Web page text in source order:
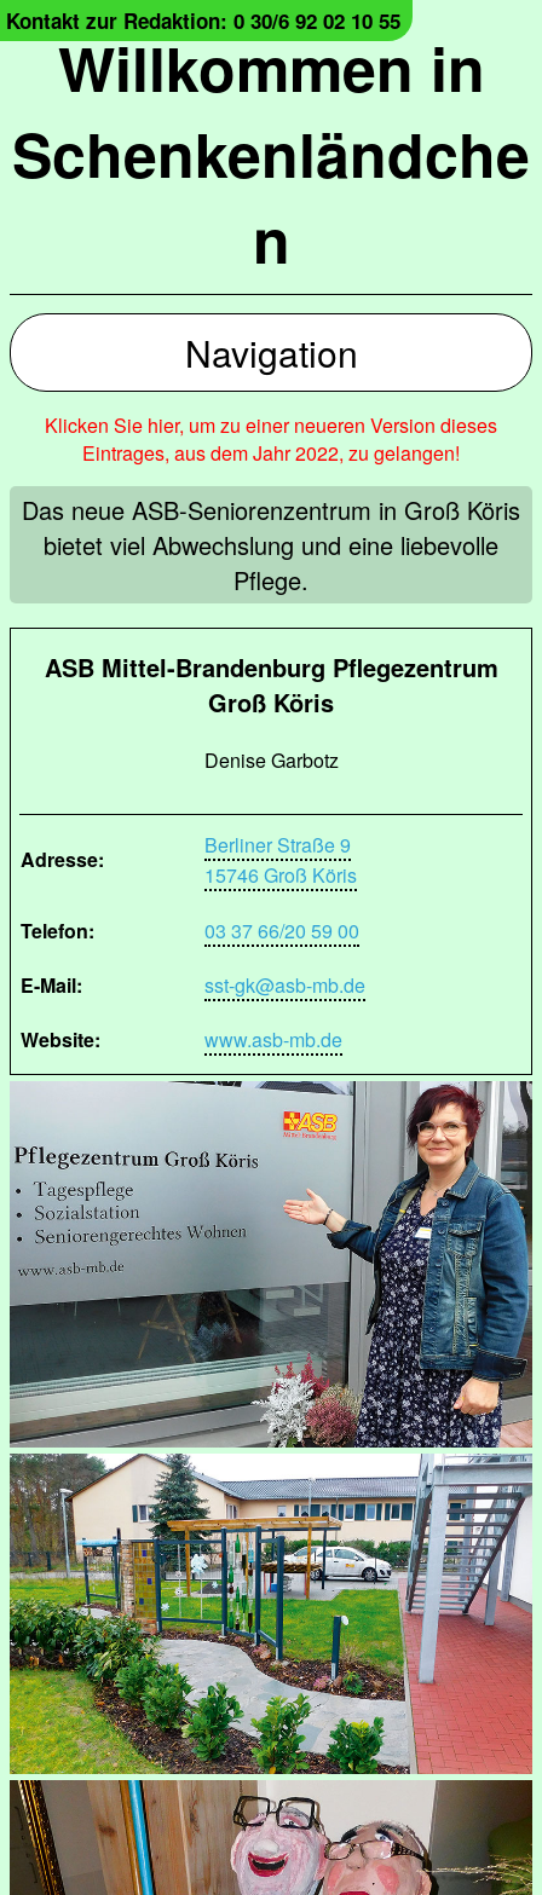
Willkommen in
Schenkenländche
n
Kontakt zur Redaktion: 0 30/6 92 02 10 55
Navigation
Klicken Sie hier, um zu einer neueren Version dieses
Eintrages, aus dem Jahr 2022, zu gelangen!
Das neue ASB-Seniorenzentrum in Groß Köris
bietet viel Abwechslung und eine liebevolle
Pflege.
ASB Mittel-Brandenburg Pflegezentrum
Groß Köris
Denise Garbotz
Adresse:
Berliner Straße 9
15746 Groß Köris
Telefon:
03 37 66/20 59 00
E-Mail:
sst-gk@asb-mb.de
Website:
www.asb-mb.de